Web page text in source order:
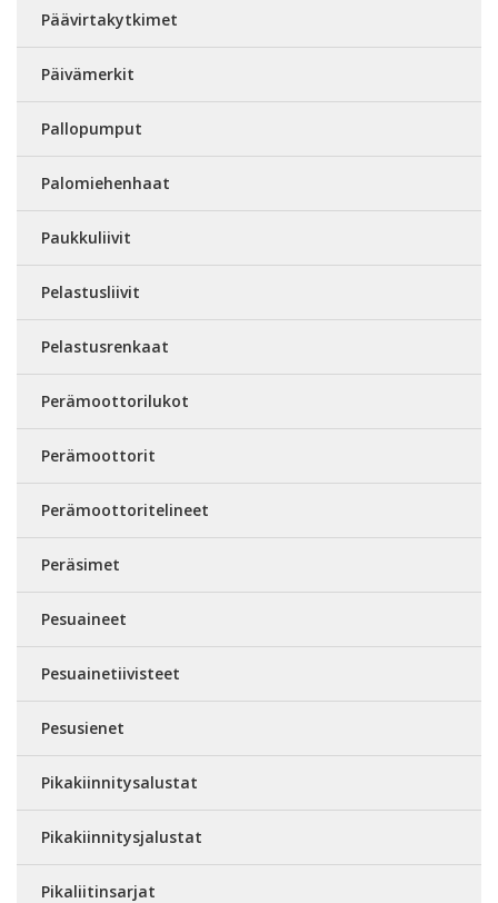
Päävirtakytkimet
Päivämerkit
Pallopumput
Palomiehenhaat
Paukkuliivit
Pelastusliivit
Pelastusrenkaat
Perämoottorilukot
Perämoottorit
Perämoottoritelineet
Peräsimet
Pesuaineet
Pesuainetiivisteet
Pesusienet
Pikakiinnitysalustat
Pikakiinnitysjalustat
Pikaliitinsarjat